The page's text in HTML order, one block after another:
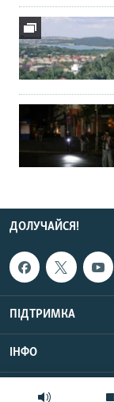
ДОЛУЧАЙСЯ!
ПІДТРИМКА
ІНФО